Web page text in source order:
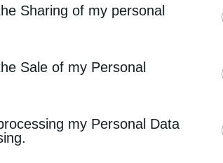
Sharing of my personal
Sale of my Personal
my Personal Data